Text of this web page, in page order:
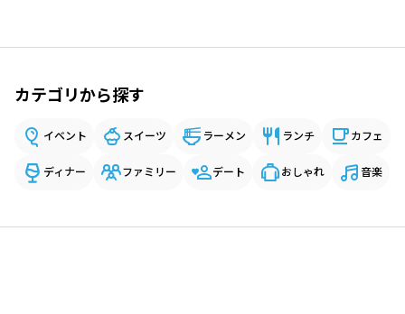
カテゴリから探す
イベント スイーツ ラーメン ランチ カフェ
ディナー ファミリー デート おしゃれ 音楽